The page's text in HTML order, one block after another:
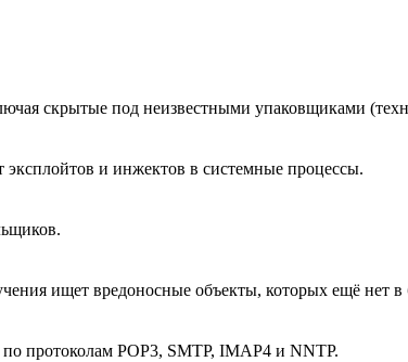
скрытые под неизвестными упаковщиками
эксплойтов и инжектов в системные процессы.
ищет вредоносные объекты, которых ещё нет в
протоколам POP3, SMTP, IMAP4 и NNTP.